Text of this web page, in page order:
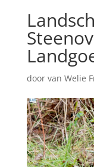
door van Welie